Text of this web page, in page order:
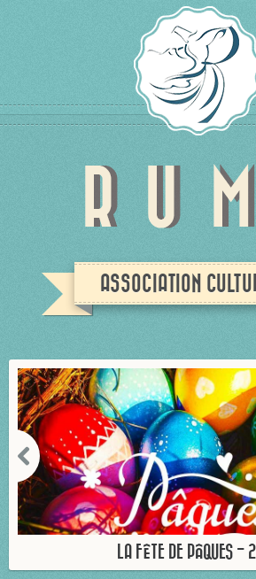
ASSOCIATION
LA FÊTE DE PÂQUES -